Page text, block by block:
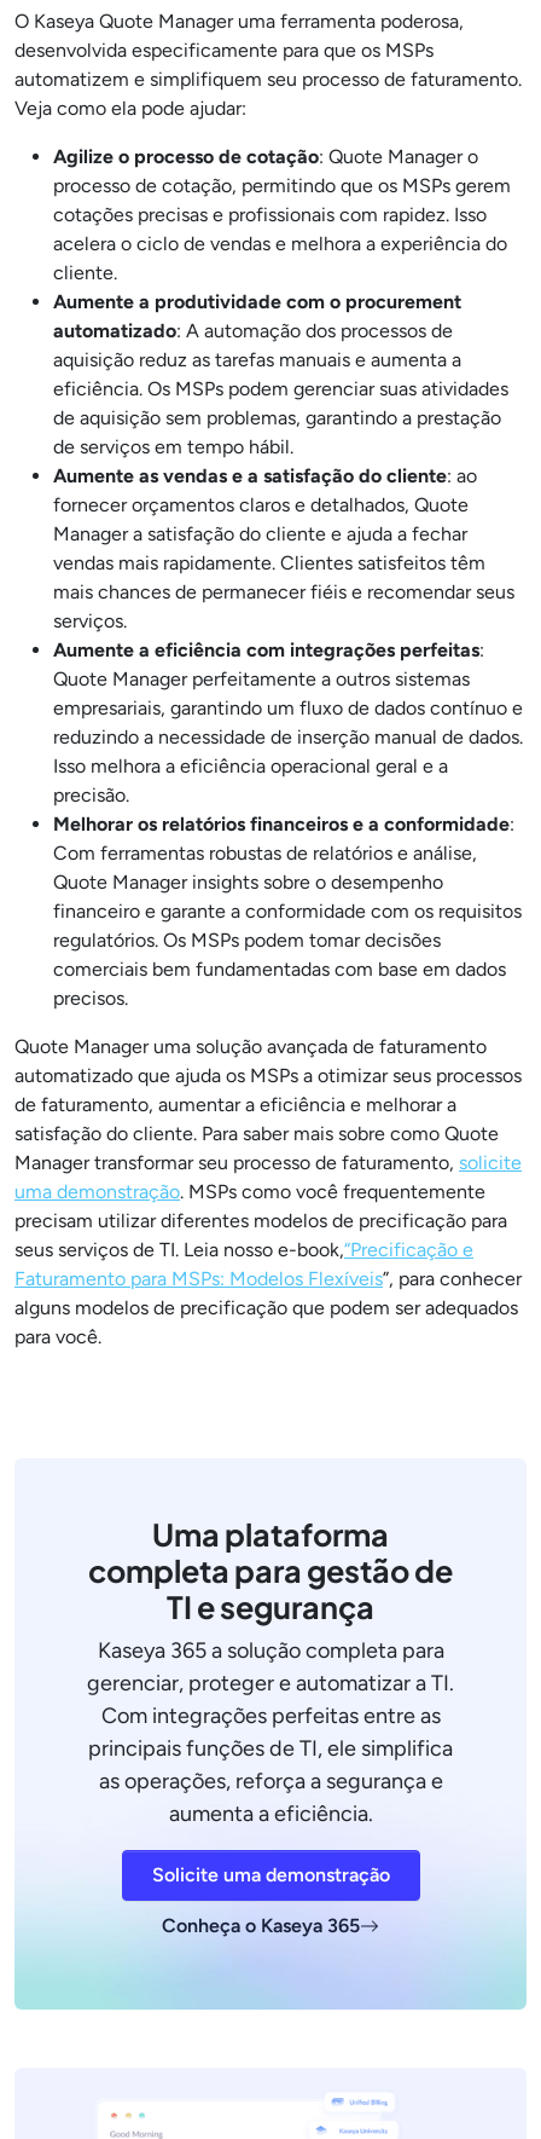
O Kaseya Quote Manager uma ferramenta poderosa,
desenvolvida especificamente para que os MSPs
automatizem e simplifiquem seu processo de faturamento.
Veja como ela pode ajudar:
Agilize o processo de cotação: Quote Manager o
processo de cotação, permitindo que os MSPs gerem
cotações precisas e profissionais com rapidez. Isso
acelera o ciclo de vendas e melhora a experiência do
cliente.
Aumente a produtividade com o procurement
automatizado: A automação dos processos de
aquisição reduz as tarefas manuais e aumenta a
eficiência. Os MSPs podem gerenciar suas atividades
de aquisição sem problemas, garantindo a prestação
de serviços em tempo hábil.
Aumente as vendas e a satisfação do cliente: ao
fornecer orçamentos claros e detalhados, Quote
Manager a satisfação do cliente e ajuda a fechar
vendas mais rapidamente. Clientes satisfeitos têm
mais chances de permanecer fiéis e recomendar seus
serviços.
Aumente a eficiência com integrações perfeitas:
Quote Manager perfeitamente a outros sistemas
empresariais, garantindo um fluxo de dados contínuo e
reduzindo a necessidade de inserção manual de dados.
Isso melhora a eficiência operacional geral e a
precisão.
Melhorar os relatórios financeiros e a conformidade:
Com ferramentas robustas de relatórios e análise,
Quote Manager insights sobre o desempenho
financeiro e garante a conformidade com os requisitos
regulatórios. Os MSPs podem tomar decisões
comerciais bem fundamentadas com base em dados
precisos.
Quote Manager uma solução avançada de faturamento
automatizado que ajuda os MSPs a otimizar seus processos
de faturamento, aumentar a eficiência e melhorar a
satisfação do cliente. Para saber mais sobre como Quote
Manager transformar seu processo de faturamento, solicite
uma demonstração. MSPs como você frequentemente
precisam utilizar diferentes modelos de precificação para
seus serviços de TI. Leia nosso e-book,“Precificação e
Faturamento para MSPs: Modelos Flexíveis”, para conhecer
alguns modelos de precificação que podem ser adequados
para você.
Uma plataforma
completa para gestão de
TI e segurança
Kaseya 365 a solução completa para
gerenciar, proteger e automatizar a TI.
Com integrações perfeitas entre as
principais funções de TI, ele simplifica
as operações, reforça a segurança e
aumenta a eficiência.
Solicite uma demonstração
Conheça o Kaseya 365